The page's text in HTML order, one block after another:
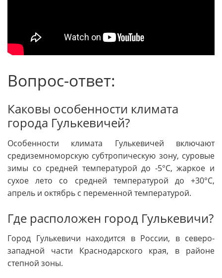
Вопрос-ответ:
Каковы особенности климата
города Гулькевичей?
Особенности климата Гулькевичей включают
средиземноморскую субтропическую зону, суровые
зимы со средней температурой до -5°C, жаркое и
сухое лето со средней температурой до +30°C,
апрель и октябрь с переменной температурой.
Где расположен город Гулькевичи?
Город Гулькевичи находится в России, в северо-
западной части Краснодарского края, в районе
степной зоны.